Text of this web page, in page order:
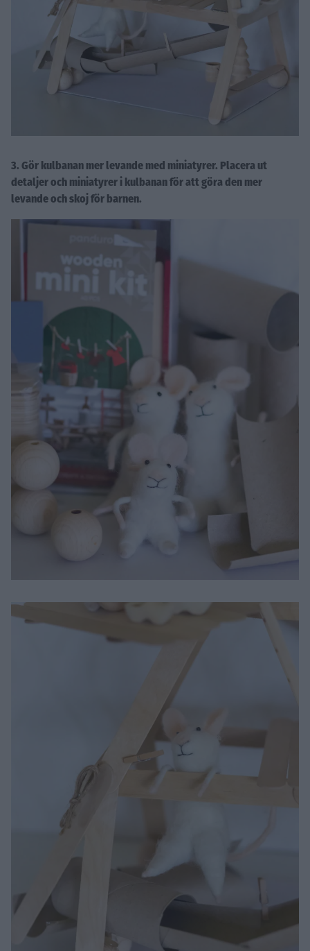
3. Gör kulbanan mer levande med miniatyrer. Placera ut
detaljer och miniatyrer i kulbanan för att göra den mer
levande och skoj för barnen.